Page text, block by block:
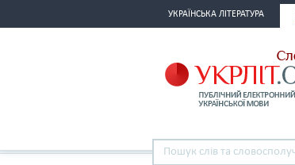
УКРАЇНСЬКА ЛІТЕРАТУРА